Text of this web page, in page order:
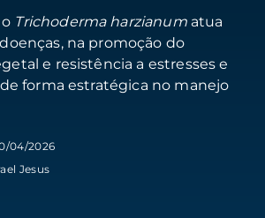
Trichoderma harzianumatua
na promoção do
e resistência a estresses e
forma estratégica no manejo
04/2026
Jesus